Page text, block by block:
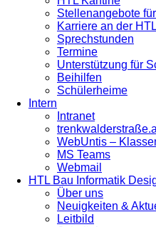
Stellenangebote
Karriere an der HTL
Sprechstunden
Termine
Unterstützung für
Beihilfen
Schülerheime
Intern
Intranet
WebUntis –
MS Teams
Webmail
HTL Bau Informatik
Über uns
Neuigkeiten &
Leitbild